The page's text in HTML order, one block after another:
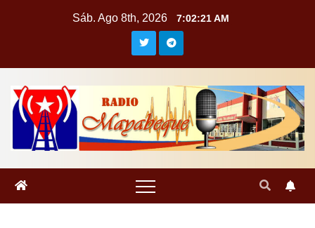
Sáb. Ago 8th, 2026 7:02:22 AM